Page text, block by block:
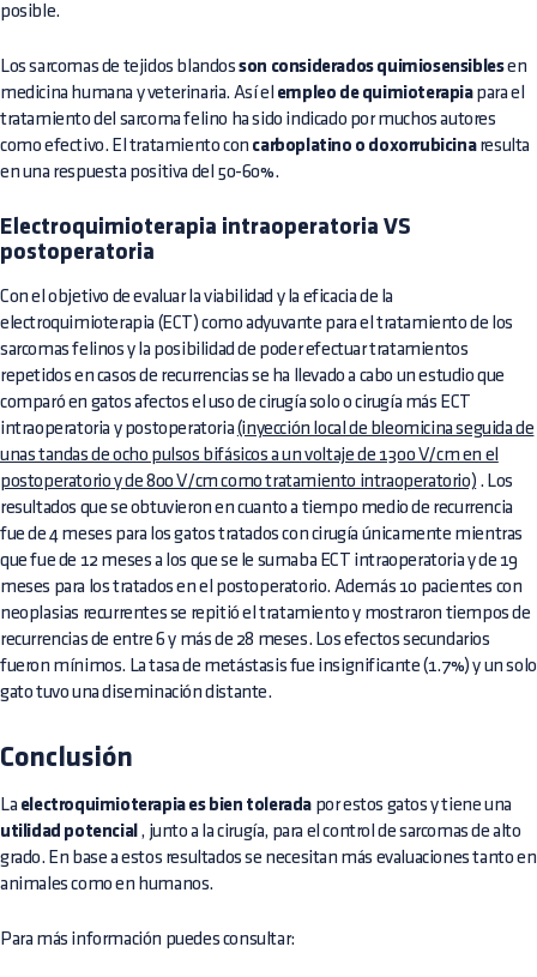
posible.
Los sarcomas de tejidos blandosson considerados quimiosensiblesen
medicina humana y veterinaria. Así el empleo de quimioterapiapara el
tratamiento del sarcoma felino ha sido indicado por muchos autores
como efectivo. El tratamiento con carboplatino o doxorrubicinaresulta
en una respuesta positiva del 50-60%.
Electroquimioterapia intraoperatoria VS
postoperatoria
Con el objetivo de evaluar la viabilidad y la eficacia de la
electroquimioterapia (ECT) como adyuvante para el tratamiento de los
sarcomas felinos y la posibilidad de poder efectuar tratamientos
repetidos en casos de recurrencias se ha llevado a cabo un estudio que
comparó en gatos afectos el uso de cirugía solo o cirugía más ECT
intraoperatoria y postoperatoria (inyección local de bleomicina seguida de
unas tandas de ocho pulsos bifásicos a un voltaje de 1300 V/cm en el
postoperatorio y de 800 V/cm como tratamiento intraoperatorio) . Los
resultados que se obtuvieron en cuanto a tiempo medio de recurrencia
fue de 4 meses para los gatos tratados con cirugía únicamente mientras
que fue de 12 meses a los que se le sumaba ECT intraoperatoria y de 19
meses para los tratados en el postoperatorio. Además 10 pacientes con
neoplasias recurrentes se repitió el tratamiento y mostraron tiempos de
recurrencias de entre 6 y más de 28 meses. Los efectos secundarios
fueron mínimos. La tasa de metástasis fue insignificante (1.7%) y un solo
gato tuvo una diseminación distante.
Conclusión
La electroquimioterapia es bien tolerada por estos gatos y tiene una
utilidad potencial , junto a la cirugía, para el control de sarcomas de alto
grado. En base a estos resultados se necesitan más evaluaciones tanto en
animales como en humanos.
Para más información puedes consultar: